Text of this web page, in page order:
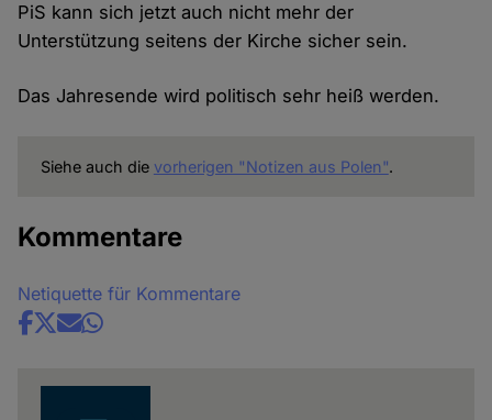
PiS kann sich jetzt auch nicht mehr der
Unterstützung seitens der Kirche sicher sein.
Das Jahresende wird politisch sehr heiß werden.
Siehe auch die vorherigen "Notizen aus Polen".
Kommentare
Netiquette für Kommentare
Share